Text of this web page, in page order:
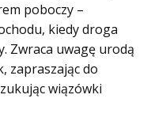
poboczy –
kiedy droga
Zwraca uwagę urodą
zapraszając do
wiązówki